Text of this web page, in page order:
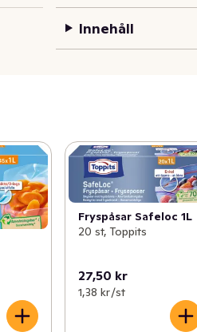
Innehåll
Fryspåsar Safeloc 1L
20 st, Toppits
27,50 kr
1,38 kr /st